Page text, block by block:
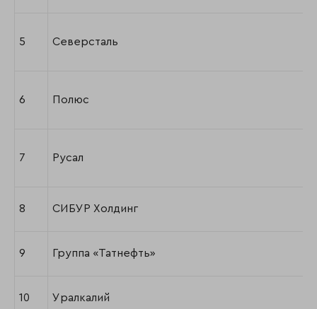
5 Северсталь
6 Полюс
7 Русал
8 СИБУР Холдинг
9 Группа «Татнефть»
10 Уралкалий